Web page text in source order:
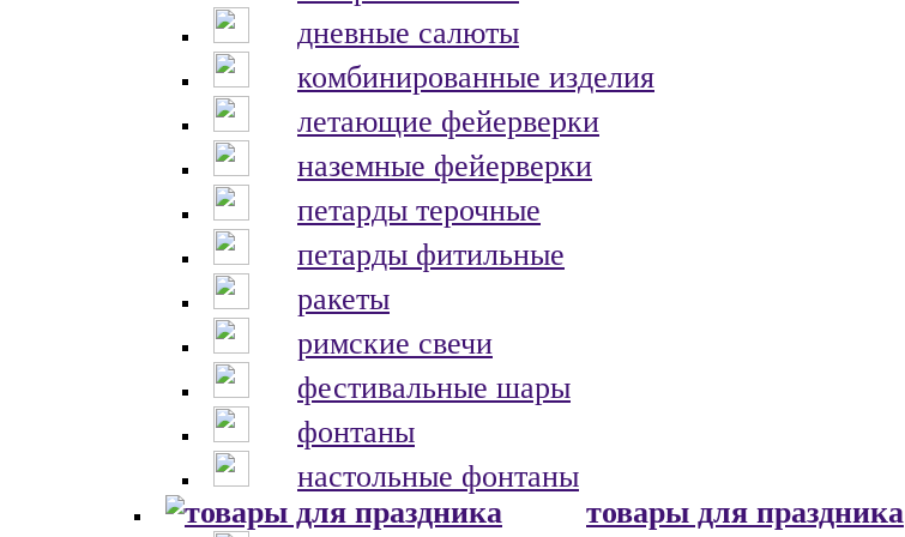
дневные салюты
комбинированные изделия
летающие фейерверки
наземные фейерверки
петарды терочные
петарды фитильные
ракеты
римские свечи
фестивальные шары
фонтаны
настольные фонтаны
товары для праздника